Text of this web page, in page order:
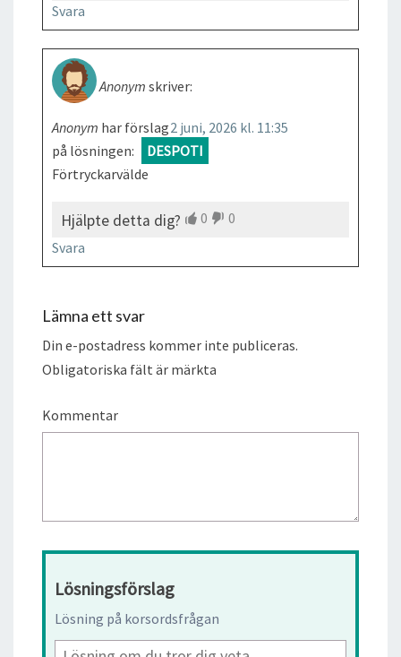
Svara
Anonym skriver:
2 juni, 2026 kl. 11:35
Anonym har förslag
på lösningen:
DESPOTI
Förtryckarvälde
Hjälpte detta dig? 0
0
Svara
Lämna ett svar
Din e-postadress kommer inte publiceras.
Obligatoriska fält är märkta
Kommentar
Lösningsförslag
Lösning på korsordsfrågan